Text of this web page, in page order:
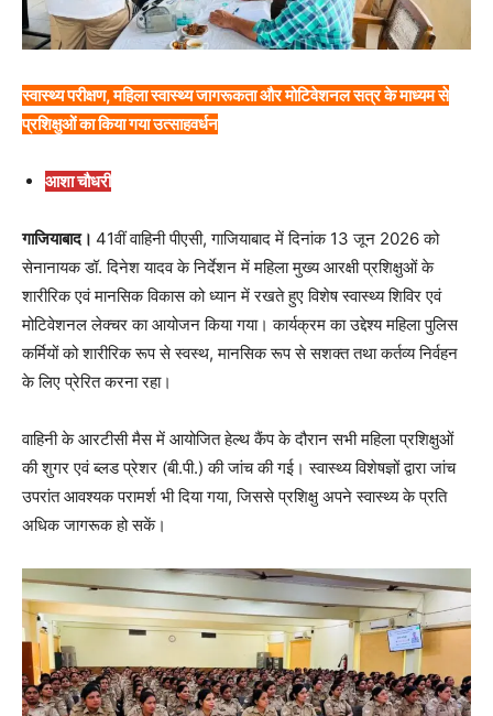
स्वास्थ्य परीक्षण, महिला स्वास्थ्य जागरूकता और मोटिवेशनल सत्र के माध्यम से
प्रशिक्षुओं का किया गया उत्साहवर्धन
आशा चौधरी
गाजियाबाद। 41वीं वाहिनी पीएसी, गाजियाबाद में दिनांक 13 जून 2026 को
सेनानायक डॉ. दिनेश यादव के निर्देशन में महिला मुख्य आरक्षी प्रशिक्षुओं के
शारीरिक एवं मानसिक विकास को ध्यान में रखते हुए विशेष स्वास्थ्य शिविर एवं
मोटिवेशनल लेक्चर का आयोजन किया गया। कार्यक्रम का उद्देश्य महिला पुलिस
कर्मियों को शारीरिक रूप से स्वस्थ, मानसिक रूप से सशक्त तथा कर्तव्य निर्वहन
के लिए प्रेरित करना रहा।
वाहिनी के आरटीसी मैस में आयोजित हेल्थ कैंप के दौरान सभी महिला प्रशिक्षुओं
की शुगर एवं ब्लड प्रेशर (बी.पी.) की जांच की गई। स्वास्थ्य विशेषज्ञों द्वारा जांच
उपरांत आवश्यक परामर्श भी दिया गया, जिससे प्रशिक्षु अपने स्वास्थ्य के प्रति
अधिक जागरूक हो सकें।